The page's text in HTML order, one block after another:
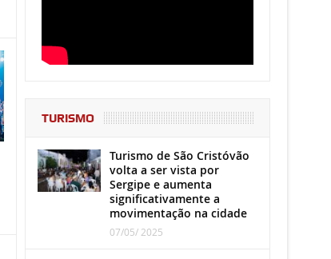
TURISMO
Turismo de São Cristóvão
volta a ser vista por
Sergipe e aumenta
significativamente a
movimentação na cidade
07/05/ 2025